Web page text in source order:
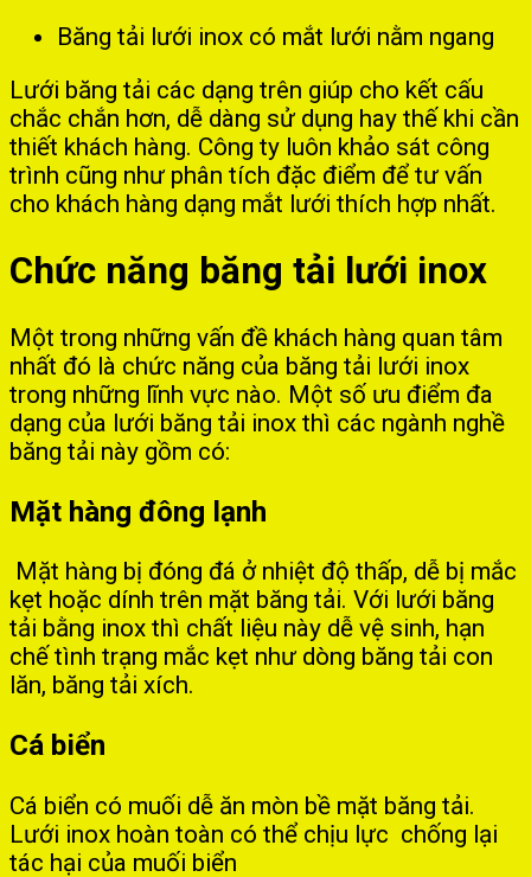
Băng tải lưới inox có mắt lưới nằm ngang
Lưới băng tải các dạng trên giúp cho kết cấu
chắc chắn hơn, dễ dàng sử dụng hay thế khi cần
thiết khách hàng. Công ty luôn khảo sát công
trình cũng như phân tích đặc điểm để tư vấn
cho khách hàng dạng mắt lưới thích hợp nhất.
Chức năng băng tải lưới inox
Một trong những vấn đề khách hàng quan tâm
nhất đó là chức năng của băng tải lưới inox
trong những lĩnh vực nào. Một số ưu điểm đa
dạng của lưới băng tải inox thì các ngành nghề
băng tải này gồm có:
Mặt hàng đông lạnh
Mặt hàng bị đóng đá ở nhiệt độ thấp, dễ bị mắc
kẹt hoặc dính trên mặt băng tải. Với lưới băng
tải bằng inox thì chất liệu này dễ vệ sinh, hạn
chế tình trạng mắc kẹt như dòng băng tải con
lăn, băng tải xích.
Cá biển
Cá biển có muối dễ ăn mòn bề mặt băng tải.
Lưới inox hoàn toàn có thể chịu lực chống lại
tác hại của muối biển